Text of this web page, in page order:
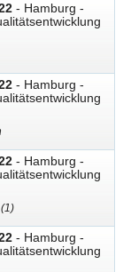
- Hamburg -
- Hamburg -
- Hamburg -
- Hamburg -